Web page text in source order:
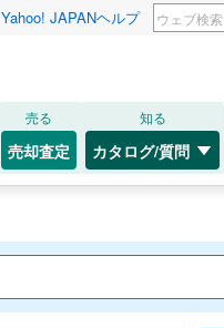
Yahoo! JAPANヘルプ
売る
売却査定
知る
カタログ/質問